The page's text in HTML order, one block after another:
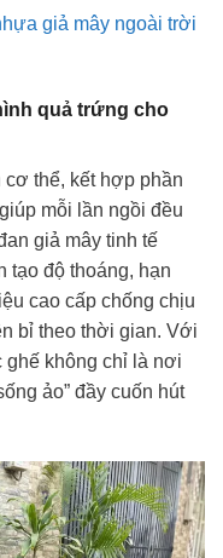
giả mây ngoài trời
quả trứng cho
cơ thể, kết hợp phần
mỗi lần ngồi đều
giả mây tinh tế
tạo độ thoáng, hạn
cao cấp chống chịu
bỉ theo thời gian. Với
ghế không chỉ là nơi
ảo” đầy cuốn hút